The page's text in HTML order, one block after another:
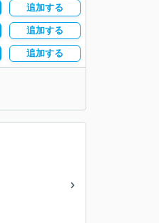
追加する
追加する
追加する